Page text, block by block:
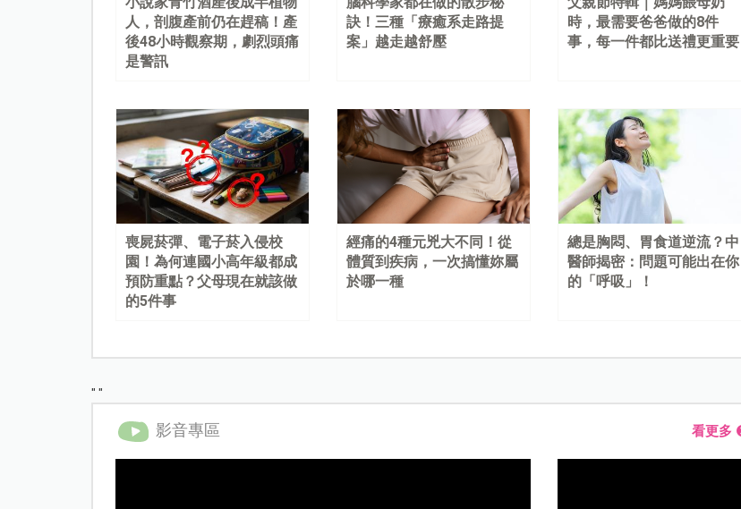
人，剖腹產前仍在趕稿！產
後48小時觀察期，劇烈頭痛
是警訊
訣！三種「療癒系走路提
案」越走越舒壓
時，最需要爸爸做的8件
事，每一件都比送禮更重要
喪屍菸彈、電子菸入侵校
園！為何連國小高年級都成
預防重點？父母現在就該做
的5件事
經痛的4種元兇大不同！從
體質到疾病，一次搞懂妳屬
於哪一種
總是胸悶、胃食道逆流？中
醫師揭密：問題可能出在你
的「呼吸」！
" "
影音專區 看更多